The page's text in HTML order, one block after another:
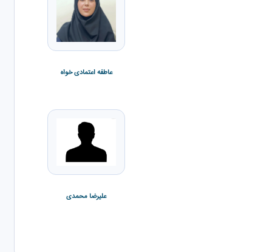
عاطفه اعتمادی خواه
علیرضا محمدی